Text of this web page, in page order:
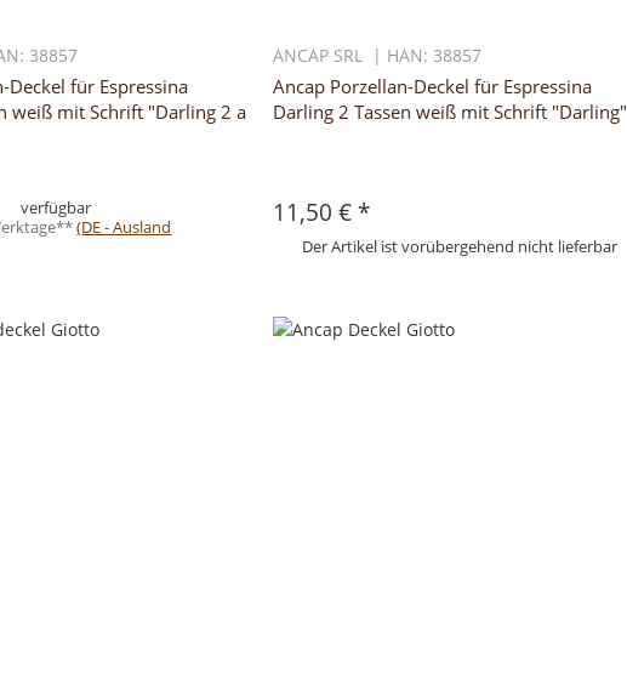
38857
Deckel für Espressina
weiß mit Schrift "Darling 2 a
verfügbar
(DE - Ausland
ANCAP SRL | HAN: 38857
Ancap Porzellan-Deckel für Espressina
Darling 2 Tassen weiß mit Schrift "Darling"
11,50 € *
Der Artikel ist vorübergehend nicht lieferbar